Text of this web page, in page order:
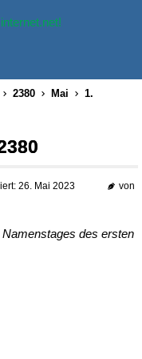
2380 Mai
1.
26. Mai 2023
von
des ersten